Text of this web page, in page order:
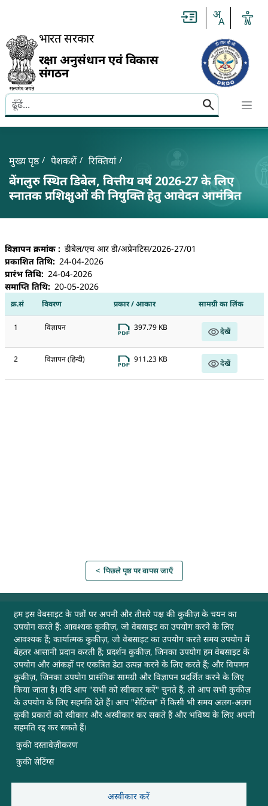
भारत सरकार
रक्षा अनुसंधान एवं विकास
संगठन
Search here
Breadcrumb
मुख्य पृष्ठ पेशकशें रिक्तियां
बेंगलुरु स्थित डिबेल, वित्तीय वर्ष 2026-27 के लिए
स्नातक प्रशिक्षुओं की नियुक्ति हेतु आवेदन आमंत्रित
बेंगलुरु स्थित डिबेल, वित्तीय वर्ष 2026-27 के लिए स्नातक
विज्ञापन क्रमांक
डीबेल/एच आर डी/अप्रेनटिस/2026-27/01
प्रकाशित तिथि
24-04-2026
प्रारंभ तिथि
24-04-2026
समाप्ति तिथि
20-05-2026
क्र.सं विवरण प्रकार / आकार सामग्री का लिंक
1 विज्ञापन 397.79 KB देखें
2 विज्ञापन (हिन्दी) 911.23 KB देखें
हम इस वेबसाइट के पन्नों पर अपनी और तीसरे पक्ष की कुकीज़ के चयन का
उपयोग करते हैं: आवश्यक कुकीज़, जो वेबसाइट का उपयोग करने के लिए
आवश्यक हैं; कार्यात्मक कुकीज़, जो वेबसाइट का उपयोग करते समय उपयोग में
बेहतर आसानी प्रदान करती हैं; प्रदर्शन कुकीज़, जिनका उपयोग हम वेबसाइट के
उपयोग और आंकड़ों पर एकत्रित डेटा उत्पन्न करने के लिए करते हैं; और विपणन
कुकीज़, जिनका उपयोग प्रासंगिक सामग्री और विज्ञापन प्रदर्शित करने के लिए
किया जाता है। यदि आप "सभी को स्वीकार करें" चुनते हैं, तो आप सभी कुकीज़
के उपयोग के लिए सहमति देते हैं। आप "सेटिंग्स" में किसी भी समय अलग-अलग
कुकी प्रकारों को स्वीकार और अस्वीकार कर सकते हैं और भविष्य के लिए अपनी
सहमति रद्द कर सकते हैं।
कुकी दस्तावेज़ीकरण
कुकी सेटिंग्स
अस्वीकार करें
< पिछले पृष्ठ पर वापस जाएँ
उपयोगी लिंक
अभिलेखागार
वेबसाइट नीतियाँ
हमसे संपर्क करें
साइटमैप
मदद
Untitled
Slide